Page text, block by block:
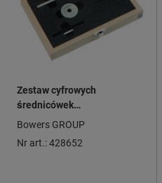
Zestaw cyfrowych
średnicówek
mikrometrycznych XT
Bowers GROUP
Nr art.: 428652